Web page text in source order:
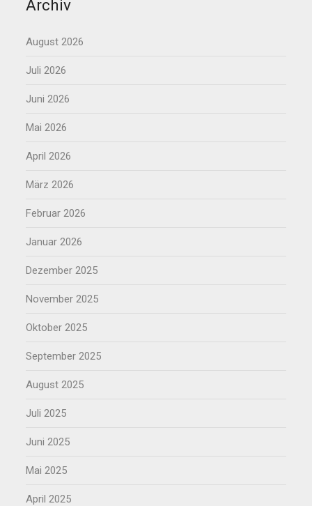
Archiv
August 2026
Juli 2026
Juni 2026
Mai 2026
April 2026
März 2026
Februar 2026
Januar 2026
Dezember 2025
November 2025
Oktober 2025
September 2025
August 2025
Juli 2025
Juni 2025
Mai 2025
April 2025